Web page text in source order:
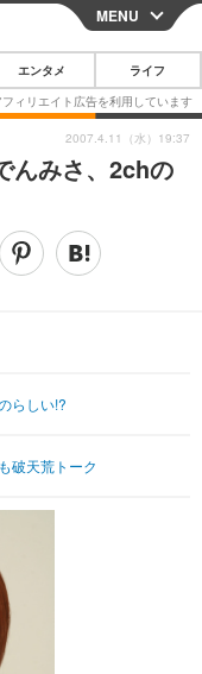
CLOSE
スマートフォン
その他
映画・ドラマ
ブログ
その他
MENU
エンタメ ライフ
んみさ、2chの
らしい!?
破天荒トーク
2007.4.11（水）19:37